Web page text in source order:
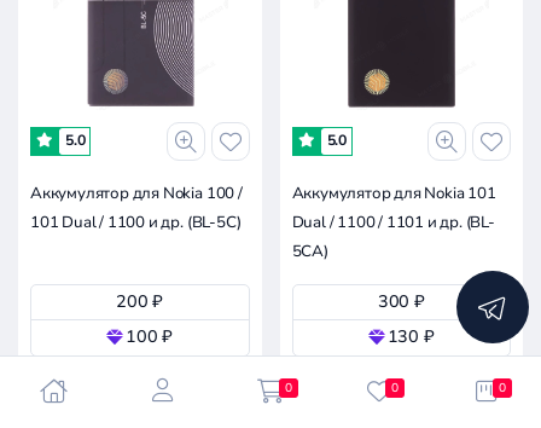
5.0
Аккумулятор для Nokia 100 /
101 Dual / 1100 и др. (BL-5C)
200 ₽
100 ₽
В наличии
5.0
Аккумулятор для Nokia 101
Dual / 1100 / 1101 и др. (BL-
5CA)
300 ₽
130 ₽
В наличии
0 0 0